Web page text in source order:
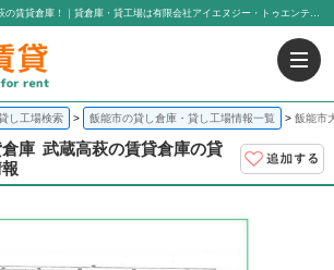
飯能市大字芦苅場貸倉庫 武蔵高萩の賃貸倉庫！｜貸倉庫・貸工場は有限会社アイエヌジー・トゥエンティーワン
し工場検索 飯能市の貸し倉庫・貸し工場情報一覧 飯能市
庫 武蔵高萩の賃貸倉庫の貸